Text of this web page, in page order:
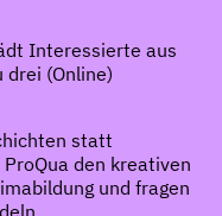
Interessierte aus
drei (Online)
statt
den kreativen
und fragen